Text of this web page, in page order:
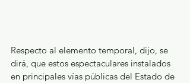
Respecto al elemento temporal, dijo, se
dirá, que estos espectaculares instalados
en principales vías públicas del Estado de